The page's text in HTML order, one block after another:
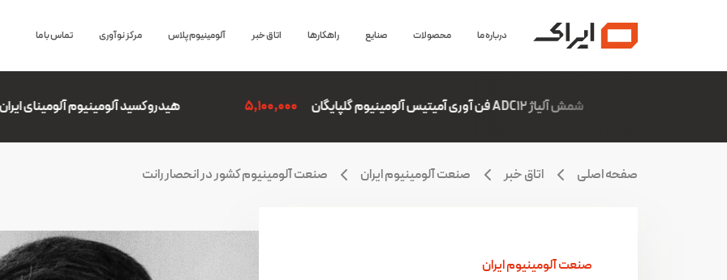
درباره ما محصولات صنایع راهکارها اتاق خبر آلومینیوم پلاس مرکز نوآوری تماس با ما
هیدروکسید آلومینیوم آلومینای ایران 820,982 5,100,000
صفحه اصلی اتاق خبر صنعت آلومینیوم ایران صنعت آلومینیوم کشور در انحصار رانت
صنعت آلومینیوم ایران